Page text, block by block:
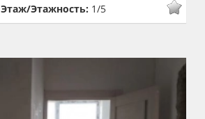
Этаж/Этажность: 1/5